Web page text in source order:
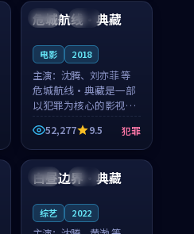
中国 院线
危城航线·典藏
电影 2018
主演： 沈腾、刘亦菲 等
危城航线·典藏是一部
以犯罪为核心的影视作
品，围绕危机、反转与
人物成长展开，整体节
奏紧凑，值得推荐观
看。
52,277 9.5 犯罪
中国 热播
白昼边界·典藏
综艺 2022